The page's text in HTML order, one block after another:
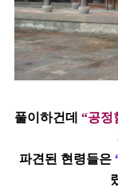
풀이하건데 “공정
파견된 현령들은